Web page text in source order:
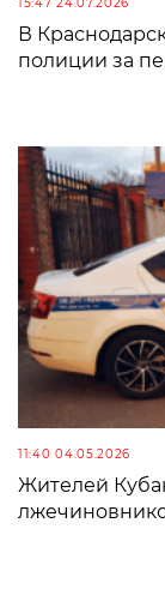
15:47 24.07.2026
В
полиции за
11:40 04.05.2026
Жителей